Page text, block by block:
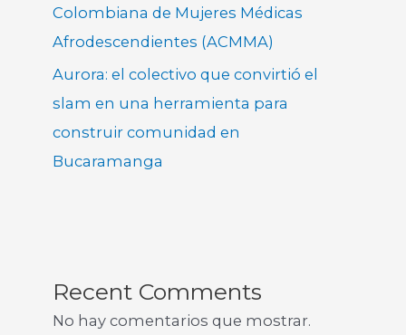
Colombiana de Mujeres Médicas
Afrodescendientes (ACMMA)
Aurora: el colectivo que convirtió el
slam en una herramienta para
construir comunidad en
Bucaramanga
Recent Comments
No hay comentarios que mostrar.